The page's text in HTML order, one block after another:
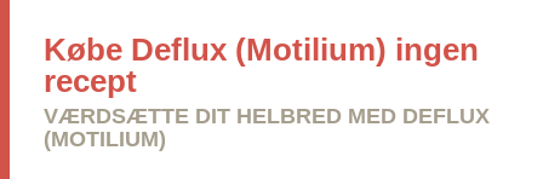
Købe Deflux (Motilium) ingen
recept
VÆRDSÆTTE DIT HELBRED MED DEFLUX
(MOTILIUM)